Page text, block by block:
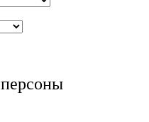
персоны